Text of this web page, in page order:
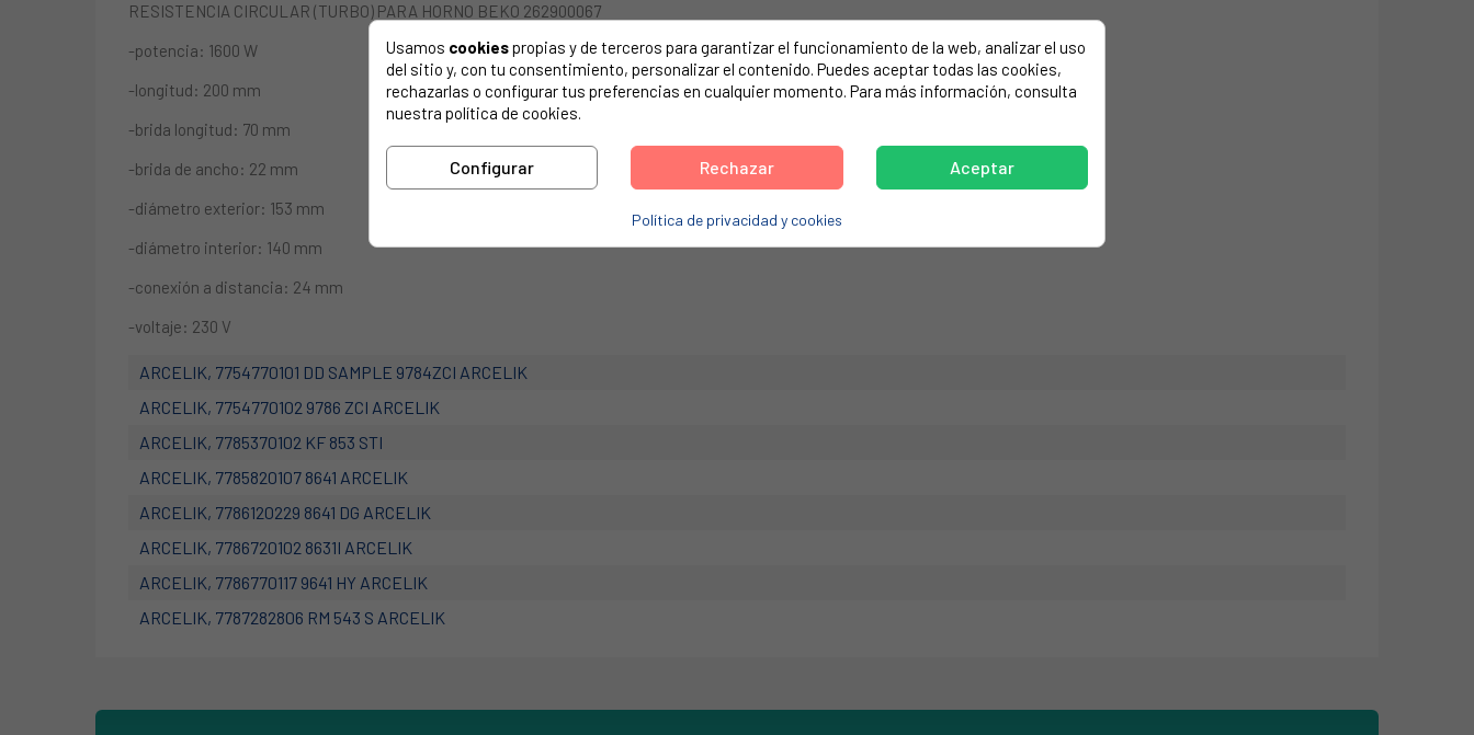
RESISTENCIA CIRCULAR (TURBO) PARA HORNO BEKO 262900067
-potencia: 1600 W
-longitud: 200 mm
-brida longitud: 70 mm
-brida de ancho: 22 mm
-diámetro exterior: 153 mm
-diámetro interior: 140 mm
-conexión a distancia: 24 mm
-voltaje: 230 V
ARCELIK, 7754770101 DD SAMPLE 9784ZCI ARCELIK
ARCELIK, 7754770102 9786 ZCI ARCELIK
ARCELIK, 7785370102 KF 853 STI
ARCELIK, 7785820107 8641 ARCELIK
ARCELIK, 7786120229 8641 DG ARCELIK
ARCELIK, 7786720102 8631I ARCELIK
ARCELIK, 7786770117 9641 HY ARCELIK
ARCELIK, 7787282806 RM 543 S ARCELIK
Usamos cookiespropias y de terceros para garantizar el funcionamiento de la web, analizar el uso
del sitio y, con tu consentimiento, personalizar el contenido. Puedes aceptar todas las cookies,
rechazarlas o configurar tus preferencias en cualquier momento. Para más información, consulta
nuestra política de cookies.
Configurar Rechazar Aceptar
Política de privacidad y cookies